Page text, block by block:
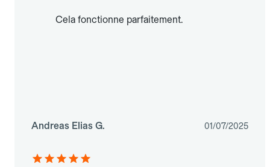
Cela fonctionne parfaitement.
Andreas Elias G. 01/07/2025